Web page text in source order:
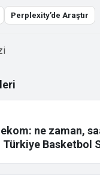
Perplexity’de Araştır
ne zaman,
Türkiye Basketbol